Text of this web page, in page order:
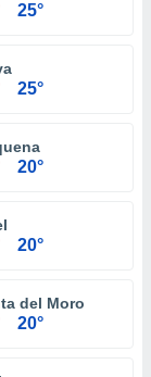
25°
25°
20°
20°
del Moro
20°